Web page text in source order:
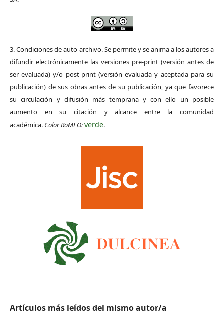
3. Condiciones de auto-archivo. Se permite y se anima a los autores a
difundir electrónicamente las versiones pre-print (versión antes de
ser evaluada) y/o post-print (versión evaluada y aceptada para su
publicación) de sus obras antes de su publicación, ya que favorece
su circulación y difusión más temprana y con ello un posible
aumento en su citación y alcance entre la comunidad
académica. Color RoMEO:verde.
Artículos más leídos del mismo autor/a